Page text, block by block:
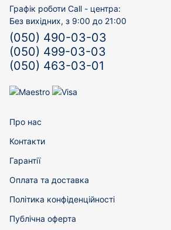
Графік роботи Call - центра:
Без вихідних, з 9:00 до 21:00
(050) 490-03-03
(050) 499-03-03
(050) 463-03-01
Про нас
Контакти
Гарантії
Оплата та доставка
Політика конфіденційності
Публічна оферта